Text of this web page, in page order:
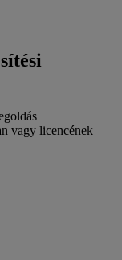
vagy licencének